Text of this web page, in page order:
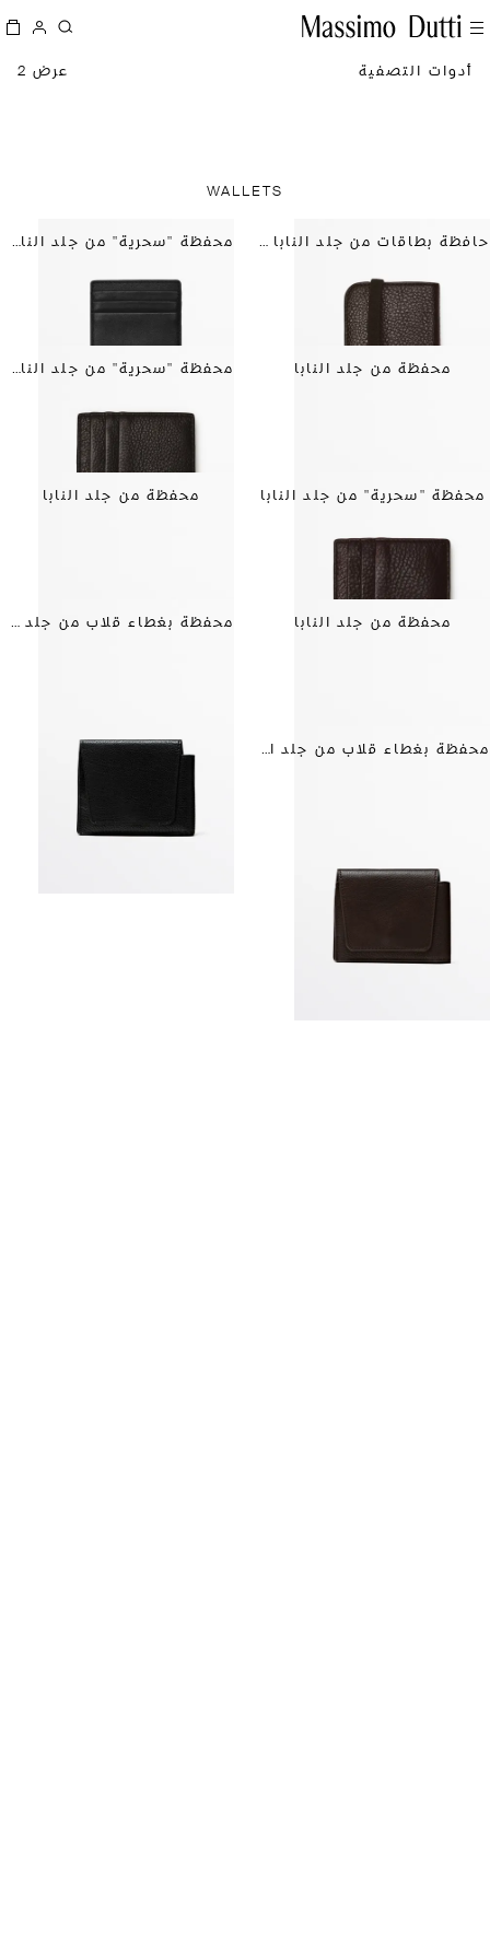
أدوات التصفية عرض 2
WALLETS
حافظة بطاقات من جلد النابا بقلاب محفظة "سحرية" من جلد النابا بتصميم عمودي.
محفظة من جلد النابا محفظة "سحرية" من جلد النابا
محفظة "سحرية" من جلد النابا محفظة من جلد النابا
محفظة من جلد النابا محفظة بغطاء قلاب من جلد النابا
محفظة بغطاء قلاب من جلد النابا